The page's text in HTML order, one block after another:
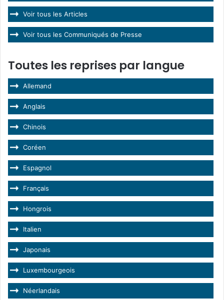
Voir tous les Articles
Voir tous les Communiqués de Presse
Toutes les reprises par langue
Allemand
Anglais
Chinois
Coréen
Espagnol
Français
Hongrois
Italien
Japonais
Luxembourgeois
Néerlandais